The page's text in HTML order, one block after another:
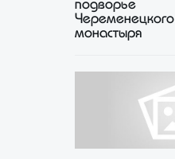
подворье
Череменецкого
монастыря